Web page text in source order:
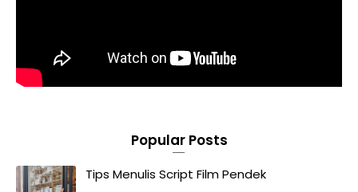
Popular Posts
Tips Menulis Script Film Pendek